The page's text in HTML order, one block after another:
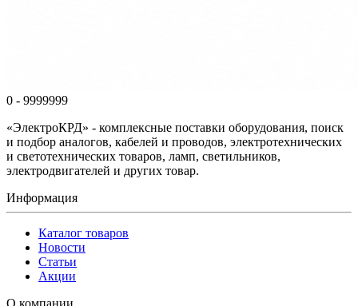
0 - 9999999
«ЭлектроКРД» - комплексные поставки оборудования, поиск
и подбор аналогов, кабелей и проводов, электротехнических
и светотехнических товаров, ламп, светильников,
электродвигателей и других товар.
Информация
Каталог товаров
Новости
Статьи
Акции
О компании